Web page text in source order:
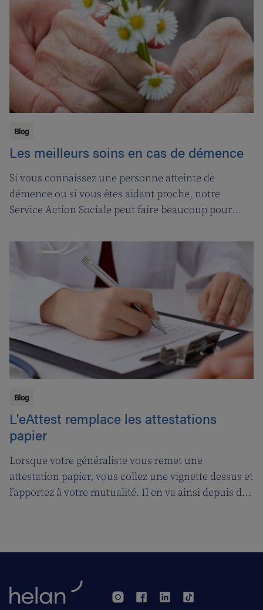
nos soignant(e)s, et leur permettre ainsi de pouvoir
encore mieux s’occuper de leurs clients.
Blog
Les meilleurs soins en cas de démence
Si vous connaissez une personne atteinte de
démence ou si vous êtes aidant proche, notre
Service Action Sociale peut faire beaucoup pour
qu'elle établit un plan de soins pour Jossé et
Maurice.
Blog
L'eAttest remplace les attestations
papier
Lorsque votre généraliste vous remet une
attestation papier, vous collez une vignette dessus et
l’apportez à votre mutualité. Il en va ainsi depuis des
vous facilitera grandement la vie.